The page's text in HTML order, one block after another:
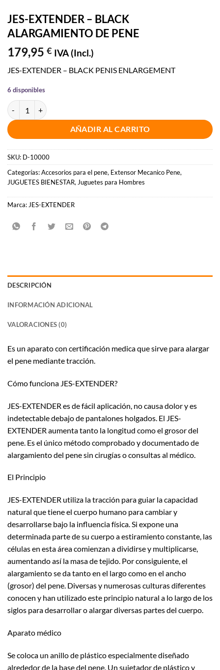
JES-EXTENDER – BLACK
ALARGAMIENTO DE PENE
179,95 € IVA (Incl.)
JES-EXTENDER – BLACK PENIS ENLARGEMENT
6 disponibles
JES-EXTENDER - BLACK ALARGAMIENTO DE PENE cantidad
AÑADIR AL CARRITO
SKU: D-10000
Categorías:Accesorios para el pene, Extensor Mecanico Pene,
JUGUETES BIENESTAR, Juguetes para Hombres
Marca: JES-EXTENDER
DESCRIPCIÓN
INFORMACIÓN ADICIONAL
VALORACIONES (0)
Es un aparato con certificación medica que sirve para alargar
el pene mediante tracción.
Cómo funciona JES-EXTENDER?
JES-EXTENDER es de fácil aplicación, no causa dolor y es
indetectable debajo de pantalones holgados. El JES-
EXTENDER aumenta tanto la longitud como el grosor del
pene. Es el único método comprobado y documentado de
alargamiento del pene sin cirugías o consultas al médico.
El Principio
JES-EXTENDER utiliza la tracción para guiar la capacidad
natural que tiene el cuerpo humano para cambiar y
desarrollarse bajo la influencia física. Si expone una
determinada parte de su cuerpo a estiramiento constante, las
células en esta área comienzan a dividirse y multiplicarse,
aumentando así la masa de tejido. Por consiguiente, el
alargamiento se da tanto en el largo como en el ancho
(grosor) del pene. Diversas y numerosas culturas diferentes
conocen y han utilizado este principio natural a lo largo de los
siglos para desarrollar o alargar diversas partes del cuerpo.
Aparato médico
Se coloca un anillo de plástico especialmente diseñado
alrededor de la base del pene. Un sujetador de plástico y